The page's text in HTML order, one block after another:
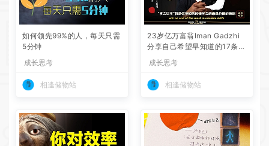
如何领先99%的人，每天只需
5分钟
成长思考
相逢储物站
23岁亿万富翁Iman Gadzhi
分享自己希望早知道的17条人
成长思考
相逢储物站